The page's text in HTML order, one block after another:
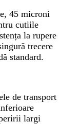
45 microni
cutiile
la rupere
trecere
standard.
de transport
largi